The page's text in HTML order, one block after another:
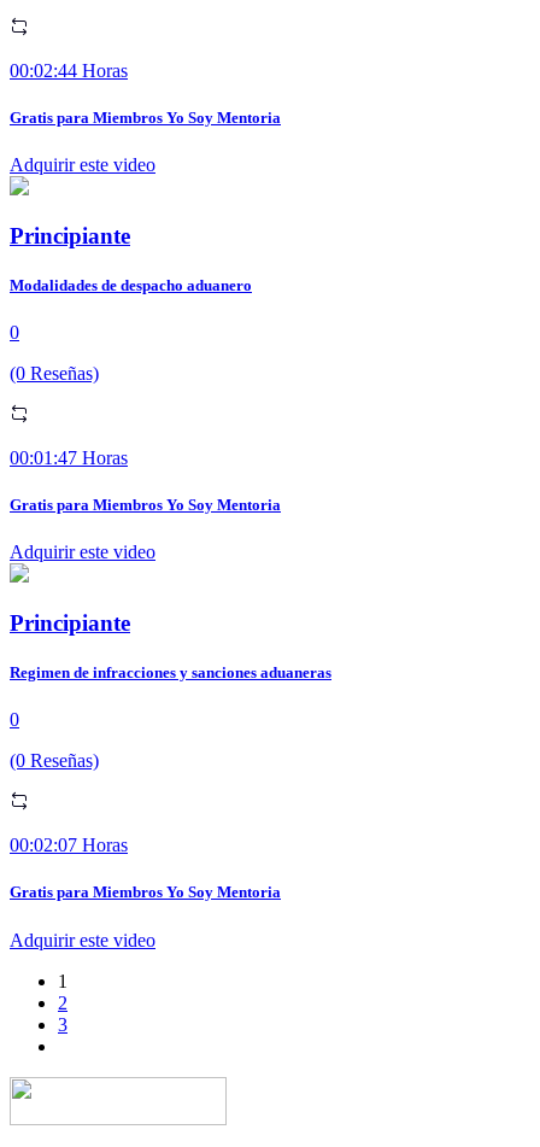
00:02:44 Horas
Gratis para Miembros Yo Soy Mentoria
Adquirir este video
Principiante
Modalidades de despacho aduanero
0
(0 Reseñas)
00:01:47 Horas
Gratis para Miembros Yo Soy Mentoria
Adquirir este video
Principiante
Regimen de infracciones y sanciones aduaneras
0
(0 Reseñas)
00:02:07 Horas
Gratis para Miembros Yo Soy Mentoria
Adquirir este video
1
2
3